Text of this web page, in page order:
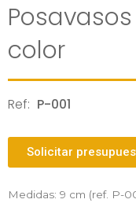
color
Ref: P-001
Solicitar
Medidas: 9 cm (ref. P-